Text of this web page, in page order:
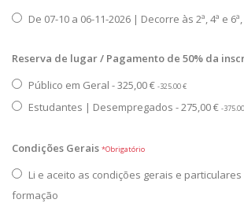
De 07-10 a 06-11-2026 | Decorre às 2ª, 4ª e
Reserva de lugar / Pagamento de 50% da
Público em Geral - 325,00 € -325.00 €
Estudantes | Desempregados - 275,00 € -
Condições Gerais *Obrigatório
Li e aceito as condições gerais e
formação